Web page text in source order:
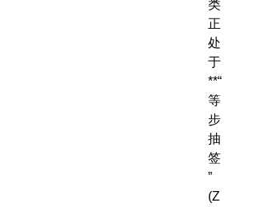
类
正
处
于
**“
等
步
抽
签
”
(Z